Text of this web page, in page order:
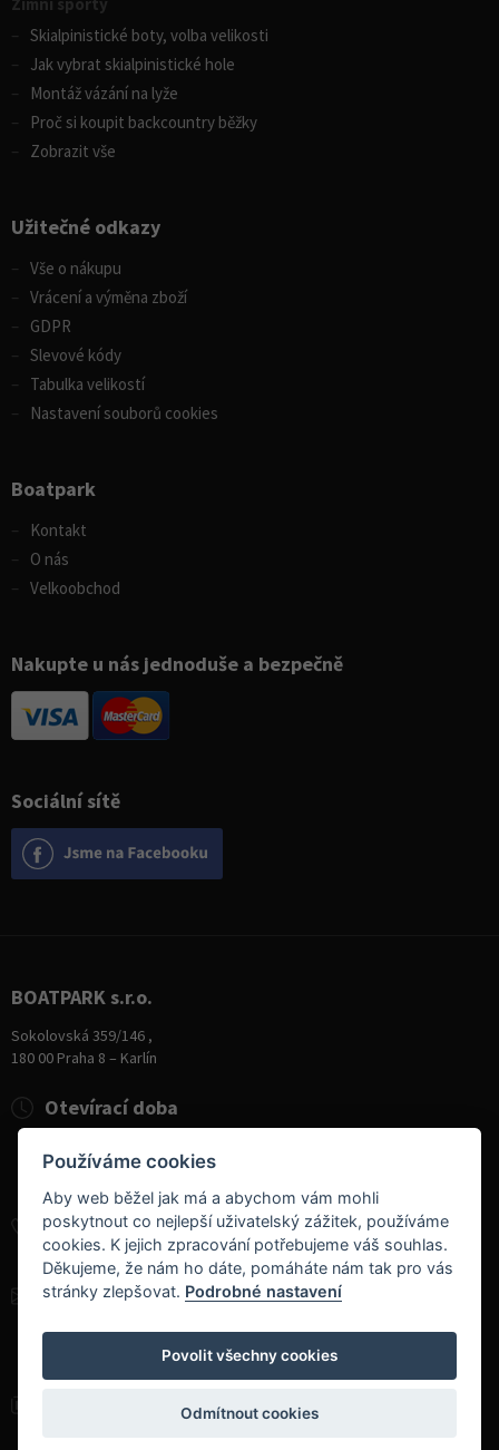
Sociální sítě
Skialpinistické boty, volba velikosti
Jak vybrat skialpinistické hole
Montáž vázání na lyže
Proč si koupit backcountry běžky
Zobrazit vše
Užitečné odkazy
Vše o nákupu
Vrácení a výměna zboží
GDPR
Slevové kódy
Tabulka velikostí
Nastavení souborů cookies
Boatpark
Kontakt
O nás
Velkoobchod
Nakupte u nás jednoduše a bezpečně
BOATPARK s.r.o.
Sokolovská 359/146 ,
180 00 Praha 8 – Karlín
+420 284 826 787
+420 604 728 042
info@boatpark.cz
Otevírací doba
Úterý - Pátek
10:00 - 19:00
Sobota
9:00 - 14:00
Používáme cookies
Aby web běžel jak má a abychom vám mohli
poskytnout co nejlepší uživatelský zážitek, používáme
cookies. K jejich zpracování potřebujeme váš souhlas.
Děkujeme, že nám ho dáte, pomáháte nám tak pro vás
stránky zlepšovat. Podrobné nastavení
Povolit všechny cookies
Odmítnout cookies